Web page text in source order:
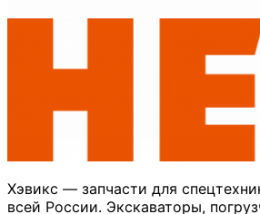
Хэвикс — запчасти для
всей России. Экскаваторы,